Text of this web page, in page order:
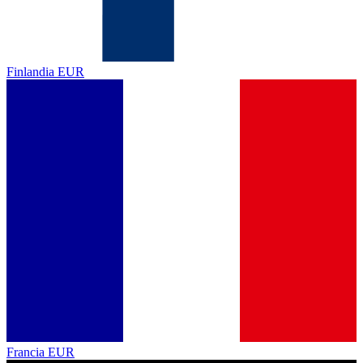
Finlandia EUR
Francia EUR